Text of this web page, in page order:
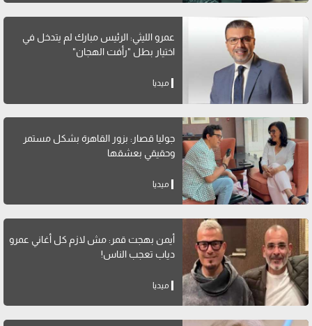
عمرو الليثي: الرئيس مبارك لم يتدخل في
اختيار بطل "رأفت الهجان"
ميديا
جوليا قصار: بزور القاهرة بشكل مستمر
وحقيقي بعشقها
ميديا
أيمن بهجت قمر: مش لازم كل أغاني عمرو
دياب تعجب الناس!
ميديا